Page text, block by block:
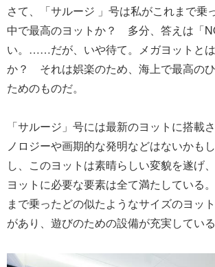
さて、「サルージ 」号は私がこれまで乗
中で最高のヨットか？ 多分、答えは「
い。……だが、いや待て。メガヨットと
か？ それは娯楽のため、海上で最高の
ためのものだ。
「サルージ」号には最新のヨットに搭載
ノロジーや画期的な発明などはないかも
し、このヨットは素晴らしい変貌を遂げ
ヨットに必要な要素は全て満たしている
まで乗ったどの似たようなサイズのヨッ
があり、遊びのための設備が充実している